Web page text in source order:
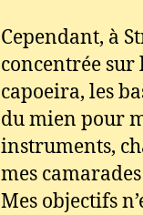
Cependant, à
concentrée sur
capoeira, les
du mien pour
instruments,
mes
Mes objectifs